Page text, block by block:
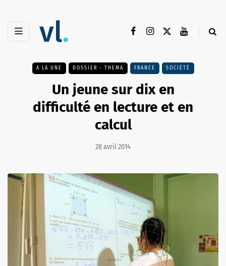
A LA UNE DOSSIER - THEMA FRANCE SOCIÉTÉ
Un jeune sur dix en
difficulté en lecture et en
calcul
28 avril 2014